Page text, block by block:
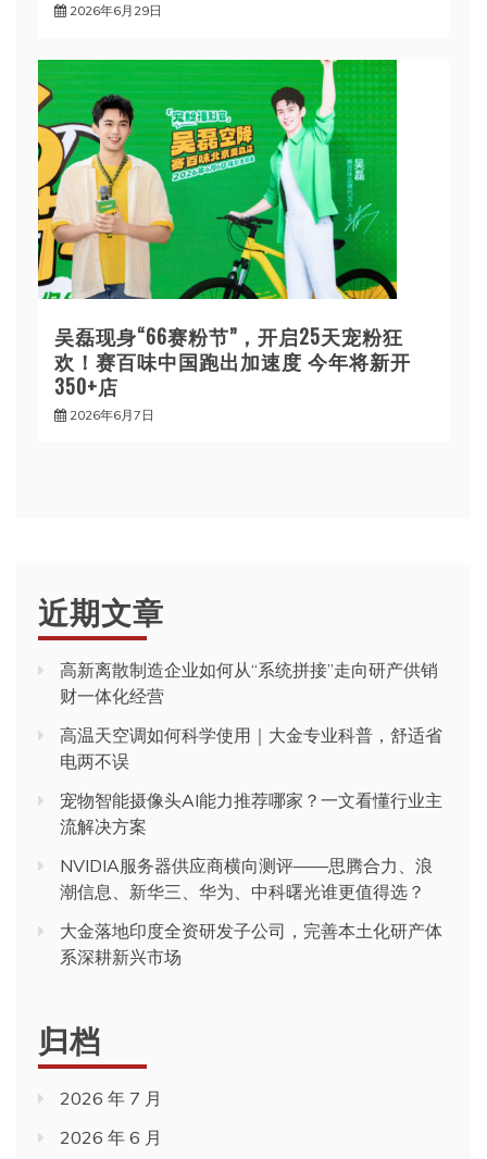
2026年6月29日
吴磊现身“66赛粉节”，开启25天宠粉狂
欢！赛百味中国跑出加速度 今年将新开
350+店
2026年6月7日
近期文章
高新离散制造企业如何从“系统拼接”走向研产供销
财一体化经营
高温天空调如何科学使用｜大金专业科普，舒适省
电两不误
宠物智能摄像头AI能力推荐哪家？一文看懂行业主
流解决方案
NVIDIA服务器供应商横向测评——思腾合力、浪
潮信息、新华三、华为、中科曙光谁更值得选？
大金落地印度全资研发子公司，完善本土化研产体
系深耕新兴市场
归档
2026 年 7 月
2026 年 6 月